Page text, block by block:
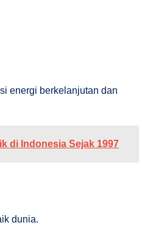
energi berkelanjutan dan
di Indonesia Sejak 1997
dunia.